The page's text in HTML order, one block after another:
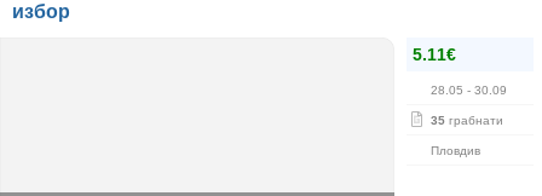
избор
5.11€
28.05 - 30.09
35 грабнати
Пловдив